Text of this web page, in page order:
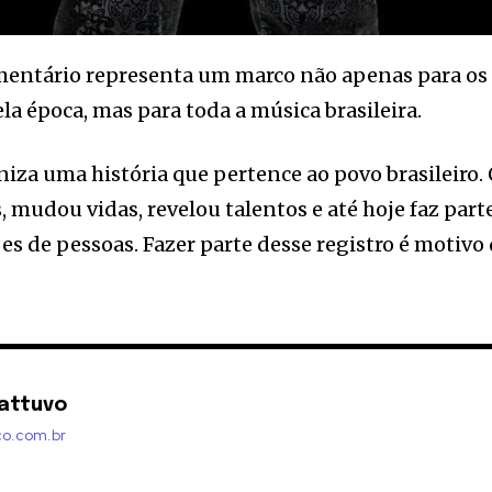
representa um marco não apenas para os
época, mas para toda a música brasileira.
uma história que pertence ao povo brasileiro.
mudou vidas, revelou talentos e até hoje faz
de pessoas. Fazer parte desse registro é motivo